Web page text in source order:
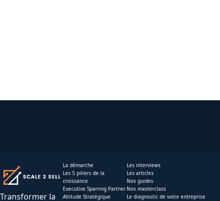
Transformer la
La démarche
Les 5 piliers de la
croissance
Executive Sparring Partner
Altitude Stratégique
Les interviews
Les articles
Nos guides
Nos masterclass
Le diagnostic de votre entreprise